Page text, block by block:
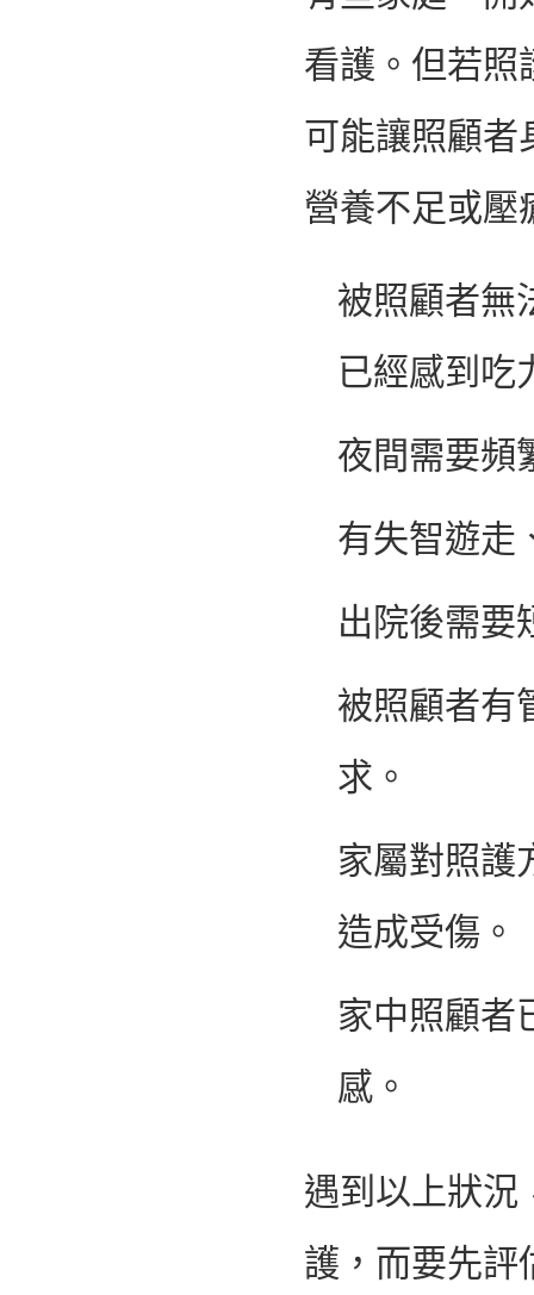
看護。但若照
可能讓照顧者
營養不足或壓
被照顧者無
已經感到吃
夜間需要頻
有失智遊走
出院後需要
被照顧者有
求。
家屬對照護
造成受傷。
家中照顧者
感。
遇到以上狀況
護，而要先評